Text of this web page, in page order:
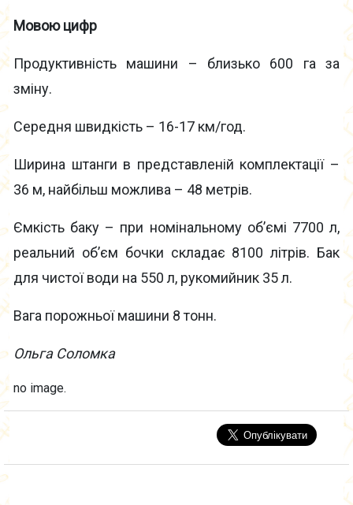
Мовою цифр
Продуктивність машини – близько 600 га за
зміну.
Середня швидкість – 16-17 км/год.
Ширина штанги в представленій комплектації –
36 м, найбільш можлива – 48 метрів.
Ємкість баку – при номінальному об’ємі 7700 л,
реальний об’єм бочки складає 8100 літрів. Бак
для чистої води на 550 л, рукомийник 35 л.
Вага порожньої машини 8 тонн.
Ольга Соломка
no image.